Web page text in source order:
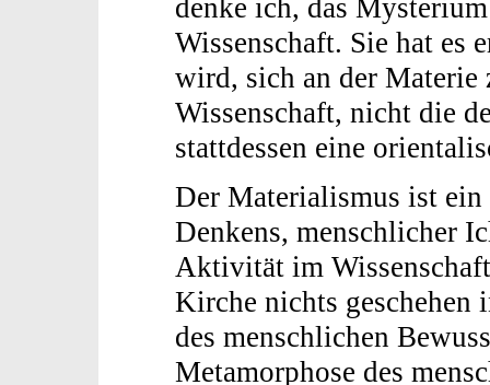
denke ich, das
Wissenschaft. Sie hat es
wird, sich an der Materie
Wissenschaft, nicht die
stattdessen eine
Der Materialismus ist ein
Denkens, menschlicher
Aktivität im
Kirche nichts geschehen
des menschlichen
Metamorphose des